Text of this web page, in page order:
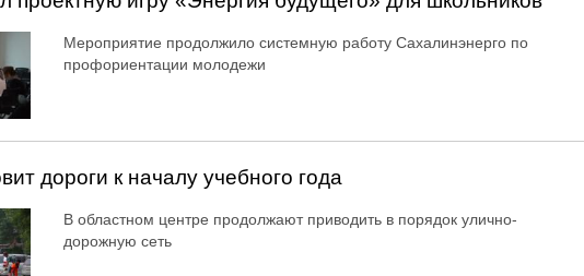
Мероприятие продолжило системную работу Сахалинэнерго по
профориентации молодежи
дороги к началу учебного года
В областном центре продолжают приводить в порядок улично-
дорожную сеть